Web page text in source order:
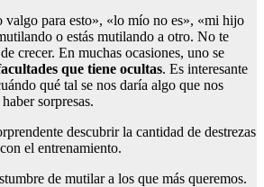
valgo para esto», «lo mío no es», «mi hijo
o estás mutilando a otro. No te
crecer. En muchas ocasiones, uno se
que tiene ocultas. Es interesante
qué tal se nos daría algo que nos
sorpresas.
descubrir la cantidad de destrezas
el entrenamiento.
de mutilar a los que más queremos.